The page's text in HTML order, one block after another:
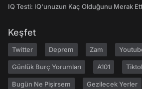
IQ Testi: IQ'unuzun Kaç Olduğunu Merak
Keşfet
Twitter Deprem Zam
Günlük Burç Yorumları A101
Bugün Ne Pişirsem Gezilecek Yerler